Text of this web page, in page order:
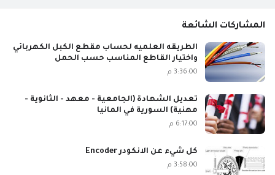
المشاركات الشائعة
الطريقه العلميه لحساب مقطع الكبل الكهربائي
واختيار القاطع المناسب حسب الحمل
3:36:00 م
تعديل الشهادة (الجامعية - معهد - الثانوية -
مهنية) السورية في المانيا
6:17:00 م
كل شيء عن الانكودر Encoder
3:58:00 م